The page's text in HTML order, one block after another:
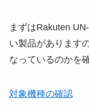
まずはRakuten
い製品があります
なっているのかを
対象機種の確認